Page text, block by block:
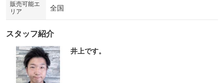
販売可能エ
リア
全国
スタッフ紹介
井上です。